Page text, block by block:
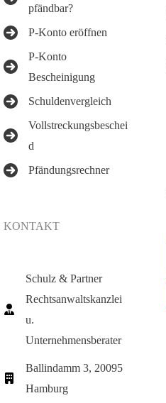
pfändbar?
P-Konto eröffnen
P-Konto
Bescheinigung
Schuldenvergleich
Vollstreckungsbeschei
d
Pfändungsrechner
KONTAKT
Schulz & Partner
Rechtsanwaltskanzlei
u.
Unternehmensberater
Ballindamm 3, 20095
Hamburg